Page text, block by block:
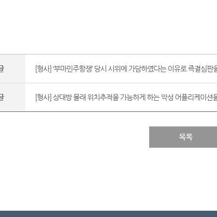
[형사] ‘부마민주항쟁’ 당시 시위에 가담하였다는 이유로 즉결심판
[형사] 상대방 몰래 위치추적을 가능하게 하는 악성 어플리케이션
목록